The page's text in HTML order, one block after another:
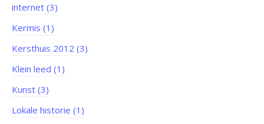
internet (3)
Kermis (1)
Kersthuis 2012 (3)
Klein leed (1)
Kunst (3)
Lokale historie (1)